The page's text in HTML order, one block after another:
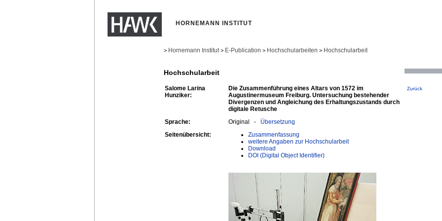
HORNEMANN INSTITUT
> Hornemann Institut > E-Publication > Hochschularbeiten > Hochschularbeit
Hochschularbeit
Salome Larina
Hunziker:
Die Zusammenführung eines Altars von 1572 im
Augustinermuseum Freiburg. Untersuchung bestehender
Divergenzen und Angleichung des Erhaltungszustands durch
digitale Retusche
Zurück
Sprache: Original - Übersetzung
Seitenübersicht:
Zusammenfassung
weitere Angaben zur Hochschularbeit
Download
DOI (Digital Object Identifier)